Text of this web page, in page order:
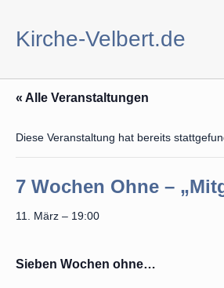
springen
Kirche-Velbert.de
« Alle Veranstaltungen
Diese Veranstaltung hat bereits
7 Wochen Ohne –
11. März – 19:00
Sieben Wochen ohne…